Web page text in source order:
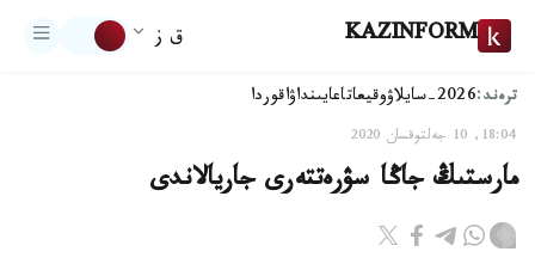
KAZINFORM ق ز
ترەند:2026-سايلاۋ وقيعاتاعايىنداۋاقوردا
18:04, 10 جەلتوقسان 2020
مارستىڭ جاڭا سۋرەتتەرى جاريالاندى